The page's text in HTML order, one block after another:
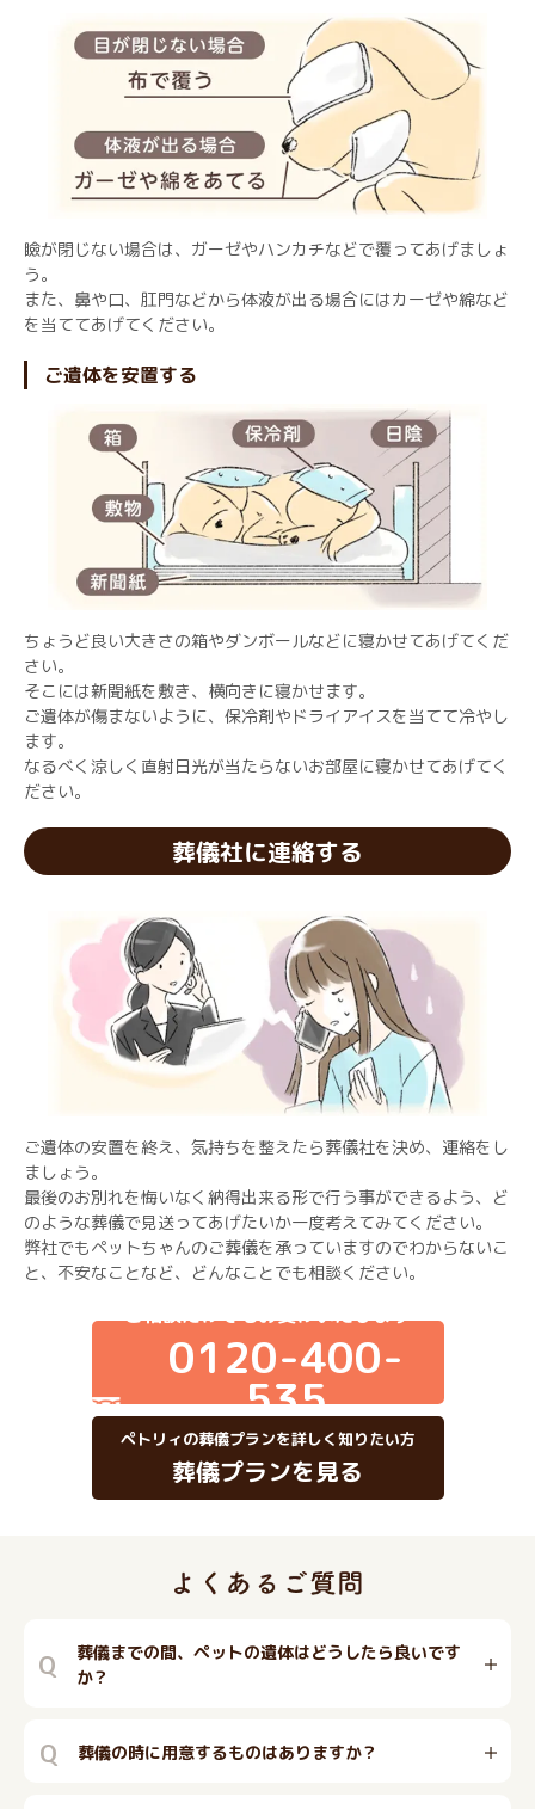
瞼が閉じない場合は、ガーゼやハンカチなどで覆ってあげましょ
う。
また、鼻や口、肛門などから体液が出る場合にはカーゼや綿など
を当ててあげてください。
ご遺体を安置する
ちょうど良い大きさの箱やダンボールなどに寝かせてあげてくだ
さい。
そこには新聞紙を敷き、横向きに寝かせます。
ご遺体が傷まないように、保冷剤やドライアイスを当てて冷やし
ます。
なるべく涼しく直射日光が当たらないお部屋に寝かせてあげてく
ださい。
葬儀社に連絡する
ご遺体の安置を終え、気持ちを整えたら葬儀社を決め、連絡をし
ましょう。
最後のお別れを悔いなく納得出来る形で行う事ができるよう、ど
のような葬儀で見送ってあげたいか一度考えてみてください。
弊社でもペットちゃんのご葬儀を承っていますのでわからないこ
と、不安なことなど、どんなことでも相談ください。
ご相談だけでもお受けいたします
0120-400-
535
ペトリィの葬儀プランを詳しく知りたい方
葬儀プランを見る
Q
葬儀までの間、ペットの遺体はどうしたら良いです
か？
Q 葬儀の時に用意するものはありますか？